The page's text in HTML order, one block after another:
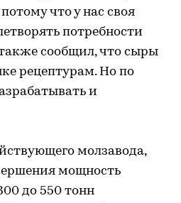
что у нас своя
потребности
сообщил, что сыры
рецептурам. Но по
и
молзавода,
мощность
до 550 тонн